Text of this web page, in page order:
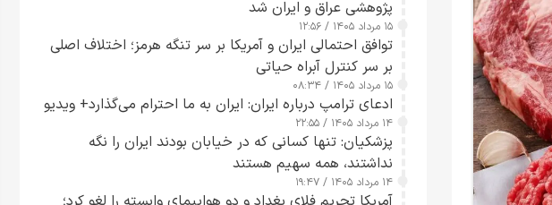
پژوهشی عراق و ایران شد
۱۵ مرداد ۱۴۰۵ / ۱۲:۵۶
توافق احتمالی ایران و آمریکا بر سر تنگه هرمز؛ اختلاف اصلی
بر سر کنترل آبراه حیاتی
۱۵ مرداد ۱۴۰۵ / ۰۸:۳۴
ادعای ترامپ درباره ایران: ایران به ما احترام می‌گذارد+ ویدیو
۱۴ مرداد ۱۴۰۵ / ۲۲:۵۵
پزشکیان: تنها کسانی که در خیابان بودند ایران را نگه
نداشتند، همه سهیم هستند
۱۴ مرداد ۱۴۰۵ / ۱۹:۴۷